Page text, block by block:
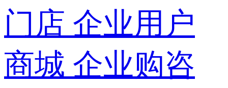
门店 企业用户
商城 企业购咨